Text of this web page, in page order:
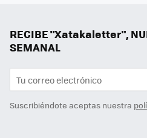
RECIBE "Xatakaletter",
SEMANAL
Suscribiéndote aceptas nuestra